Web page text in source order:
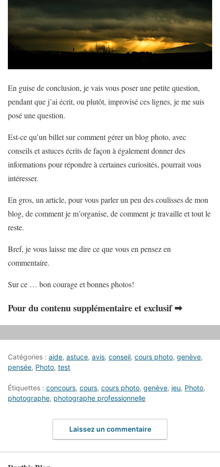
En guise de conclusion, je vais vous poser une petite question,
pendant que j’ai écrit, ou plutôt, improvisé ces lignes, je me suis
posé une question.
Est-ce qu’un billet sur comment gérer un blog photo, avec
conseils et astuces écrits de façon à également donner des
informations pour répondre à certaines curiosités, pourrait vous
intéresser.
En gros, un article, pour vous parler un peu des coulisses de mon
blog, de comment je m’organise, de comment je travaille et tout le
reste.
Bref, je vous laisse me dire ce que vous en pensez en
commentaire.
Sur ce … bon courage et bonnes photos!
Pour du contenu supplémentaire et exclusif ➡
Catégories : aide, astuce, avis, conseil, cours photo, genève,
pensée, Photo, test
Étiquettes : concours, cours, cours photo, genève, jeu, Photo,
photographe, photographe professionnelle
Laissez un commentaire